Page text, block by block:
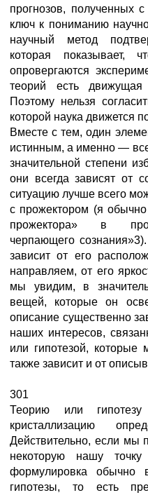
прогнозов, полученных
ключ к пониманию
научный метод
которая показывает,
опровергаются
теорий есть движущая
Поэтому нельзя
которой наука движется
Вместе с тем, один
истинным, а именно —
значительной степени
они всегда зависят от
ситуацию лучше всего
с прожектором (я
прожектора» в
черпающего
зависит от его
направляем, от его
мы увидим, в
вещей, которые он
описание существенно
наших интересов,
или гипотезой,
также зависит и от
301
Теорию или
кристаллизацию
Действительно, если мы
некоторую нашу
формулировка обычно
гипотезы, то есть